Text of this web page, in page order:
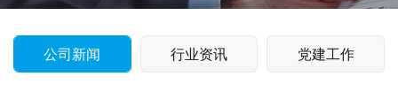
公司新闻 行业资讯 党建工作